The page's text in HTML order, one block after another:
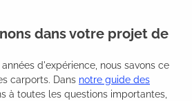
dans votre projet de
d'expérience, nous savons ce
carports. Dans notre guide des
à toutes les questions importantes,